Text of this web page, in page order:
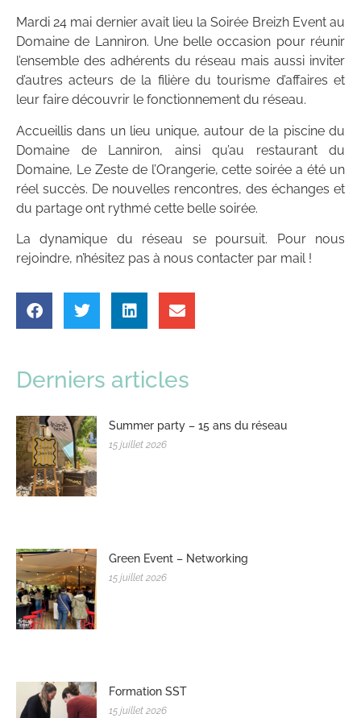
Mardi 24 mai dernier avait lieu la Soirée Breizh Event au
Domaine de Lanniron. Une belle occasion pour réunir
l’ensemble des adhérents du réseau mais aussi inviter
d’autres acteurs de la filière du tourisme d’affaires et
leur faire découvrir le fonctionnement du réseau.
Accueillis dans un lieu unique, autour de la piscine du
Domaine de Lanniron, ainsi qu’au restaurant du
Domaine, Le Zeste de l’Orangerie, cette soirée a été un
réel succès. De nouvelles rencontres, des échanges et
du partage ont rythmé cette belle soirée.
La dynamique du réseau se poursuit. Pour nous
rejoindre, n’hésitez pas à nous contacter par mail !
Derniers articles
Summer party – 15 ans du réseau
15 juillet 2026
Green Event – Networking
15 juillet 2026
Formation SST
15 juillet 2026